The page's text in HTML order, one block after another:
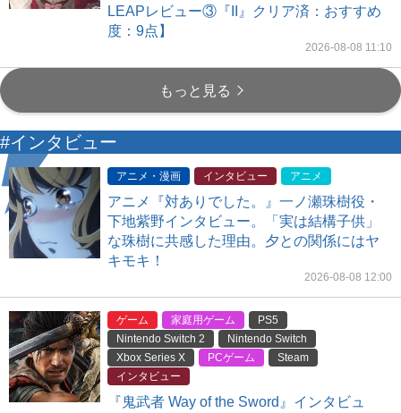
LEAPレビュー③『II』クリア済：おすすめ
度：9点】
2026-08-08 11:10
もっと見る
#インタビュー
アニメ・漫画 インタビュー アニメ
アニメ『対ありでした。』一ノ瀬珠樹役・
下地紫野インタビュー。「実は結構子供」
な珠樹に共感した理由。夕との関係にはヤ
キモキ！
2026-08-08 12:00
ゲーム 家庭用ゲーム
PS5
Nintendo Switch 2
Nintendo Switch
Xbox Series X
PCゲーム
Steam
インタビュー
『鬼武者 Way of the Sword』インタビュ